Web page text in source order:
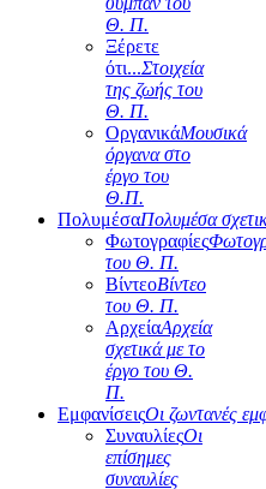
Θ. Π.
Ξέρετε
ότι...Στοιχεία
της ζωής του
Θ. Π.
ΟργανικάΜουσικά
όργανα στο
έργο του
Θ.Π.
ΠολυμέσαΠολυμέσα
Φωτογραφίες
του Θ. Π.
ΒίντεοΒίντεο
του Θ. Π.
ΑρχείαΑρχεία
σχετικά με το
έργο του Θ.
Π.
ΕμφανίσειςΟι ζωντανές
ΣυναυλίεςΟι
επίσημες
συναυλίες